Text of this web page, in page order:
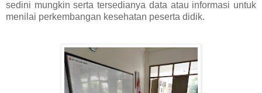
sedini mungkin serta tersedianya data atau informasi untuk
menilai perkembangan kesehatan peserta didik.